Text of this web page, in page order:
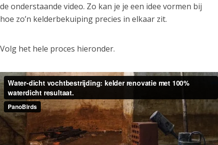
de onderstaande video. Zo kan je je een idee vormen bij
hoe zo’n kelderbekuiping precies in elkaar zit.
Volg het hele proces hieronder.